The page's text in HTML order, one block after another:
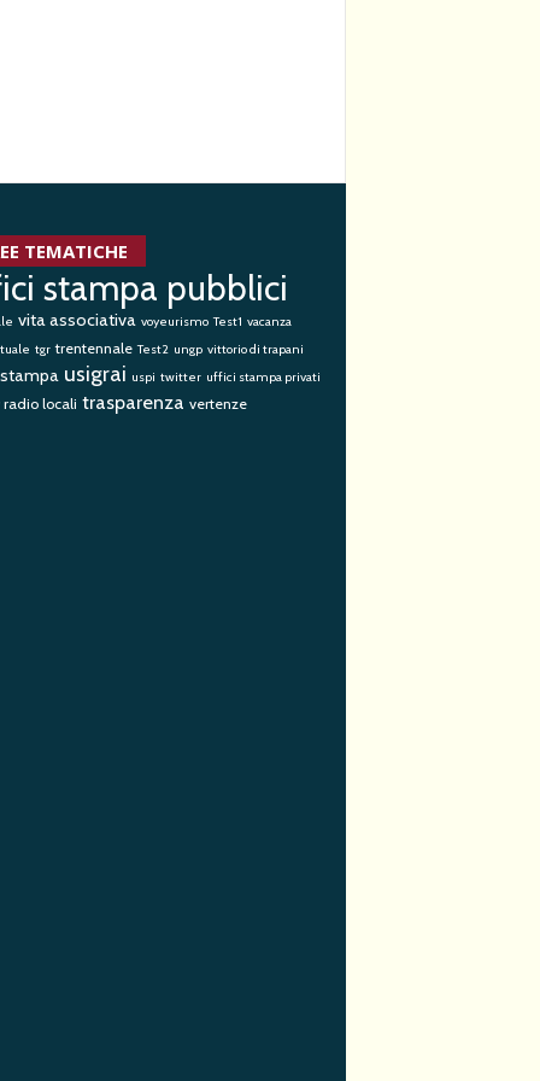
TEMATICHE
stampa pubblici
vita associativa voyeurismo Test1 vacanza
tgr trentennale Test2 ungp vittorio di trapani
usigrai uspi twitter uffici stampa privati
radio locali trasparenza vertenze